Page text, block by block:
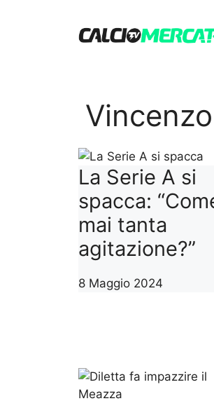
La Serie A si
spacca:
mai tanta
agitazione?”
8 Maggio 2024